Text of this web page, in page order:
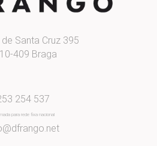
Santa Cruz 395
409 Braga
254 537
para rede fixa nacional